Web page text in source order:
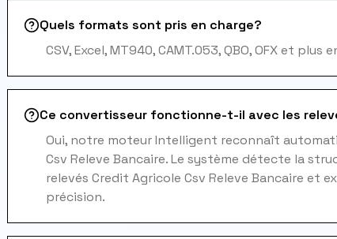
Quels formats sont pris en charge?
CSV, Excel, MT940, CAMT.053, QBO, OFX et plus
Ce convertisseur fonctionne-t-il avec les
Oui, notre moteur Intelligent reconnaît
Csv Releve Bancaire. Le système détecte la
relevés Credit Agricole Csv Releve Bancaire et
précision.